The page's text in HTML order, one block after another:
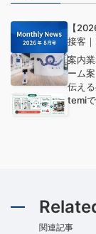
【
接客
案内
ーム
伝え
temi
関連記事